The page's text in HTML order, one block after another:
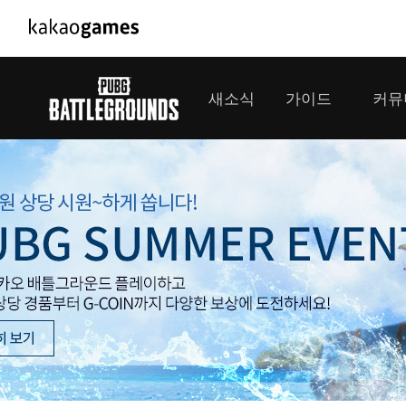
PC/모바일게임
도깨비의세계
아키에이지 워
아레스 : 라이즈 오브 가디언즈
배틀그라
패스 오브
패스 오브
모바일게임
우마무스메 프리티 더비
SMiniz
서비스
내정보
보안센터
새소식
이벤트
업데이트
대회소식
가이드 커
플레이
클랜
모집